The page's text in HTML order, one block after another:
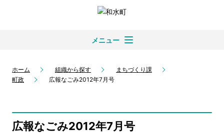
メニュー
ホーム 組織から探す
まちづくり課
町政
広報なごみ2012年7月号
広報なごみ2012年7月号